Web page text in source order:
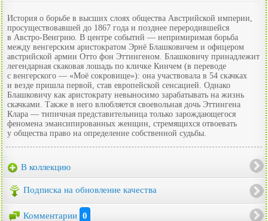
История о борьбе в высших слоях общества Австрийской империи,
просуществовавшей до 1867 года и позднее переродившейся
в Австро-Венгрию. В центре событий — непримиримая борьба
между венгерским аристократом Эрнё Блашковичем и офицером
австрийской армии Отто фон Эттингеном. Блашковичу принадлежит
легендарная скаковая лошадь по кличке Кинчем (в переводе
с венгерского — «Моё сокровище»): она участвовала в 54 скачках
и везде пришла первой, став европейской сенсацией. Однако
Блашковичу как аристократу невыносимо зарабатывать на жизнь
скачками. Также в него влюбляется своевольная дочь Эттингена
Клара — типичная представительница только зарождающегося
феномена эмансипированных женщин, стремящихся отвоевать
у общества право на определение собственной судьбы.
В коллекцию
Подписка на обновление качества
Комментарии 0